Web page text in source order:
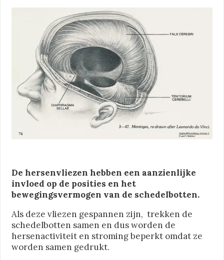
De hersenvliezen hebben een aanzienlijke
invloed op de posities en het
bewegingsvermogen van de schedelbotten.
Als deze vliezen gespannen zijn, trekken de
schedelbotten samen en dus worden de
hersenactiviteit en stroming beperkt omdat ze
worden samen gedrukt.